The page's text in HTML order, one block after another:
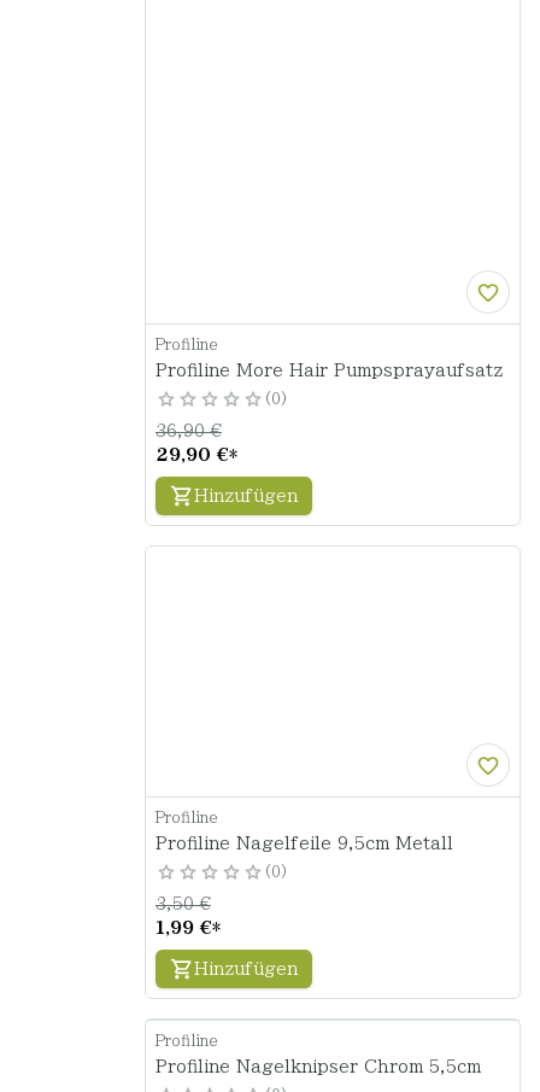
Profiline
Profiline More Hair Pumpsprayaufsatz
0
29,90 €*
36,90 €
Hinzufügen
Profiline
Profiline Nagelfeile 9,5cm Metall
0
1,99 €*
3,50 €
Hinzufügen
Profiline
Profiline Nagelknipser Chrom 5,5cm